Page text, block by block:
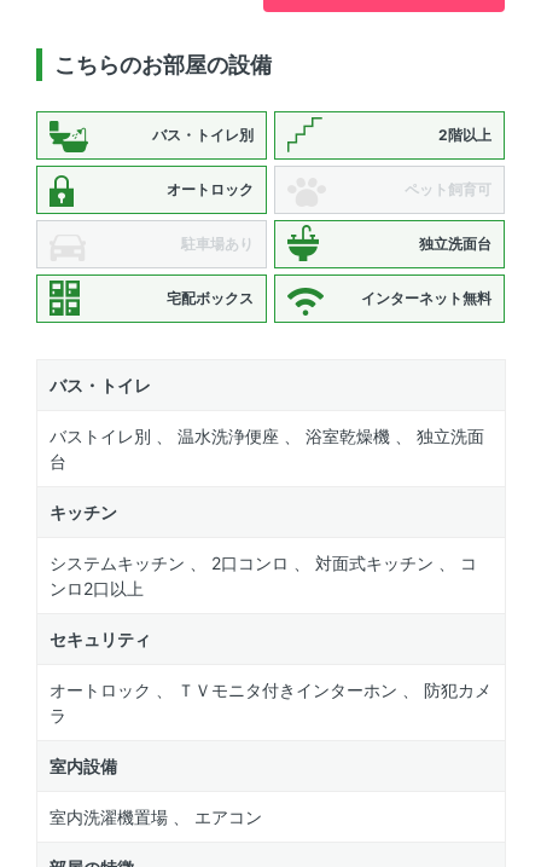
こちらのお部屋の設備
バス・トイレ別 2階以上
オートロック ペット飼育可
駐車場あり 独立洗面台
宅配ボックス インターネット無料
バス・トイレ
バストイレ別 、 温水洗浄便座 、 浴室乾燥機 、 独立洗面
台
キッチン
システムキッチン 、 2口コンロ 、 対面式キッチン 、 コ
ンロ2口以上
セキュリティ
オートロック 、 ＴＶモニタ付きインターホン 、 防犯カメ
ラ
室内設備
室内洗濯機置場 、 エアコン